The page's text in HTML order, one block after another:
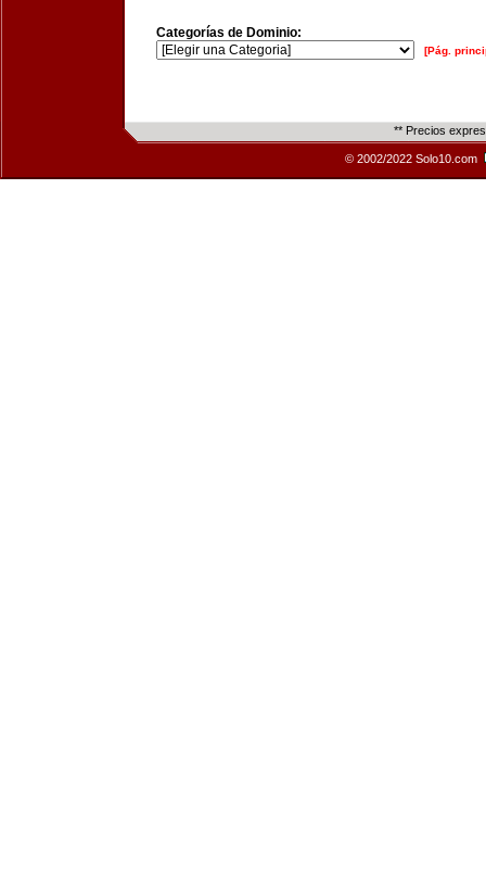
Categorías de Dominio:
[Pág.
** Precios
© 2002/2022 Solo10.com